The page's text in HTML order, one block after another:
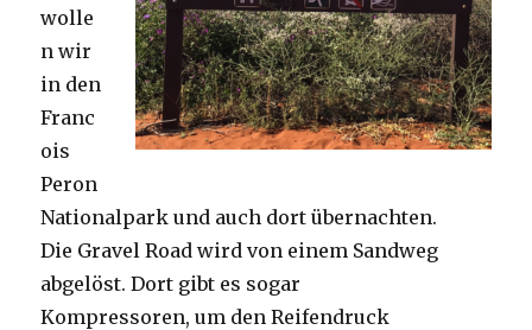
wolle
n wir
in den
Franc
ois
Peron
Nationalpark und auch dort übernachten.
Die Gravel Road wird von einem Sandweg
abgelöst. Dort gibt es sogar
Kompressoren, um den Reifendruck